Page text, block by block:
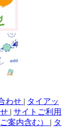
わせ | タイアッ
| サイトご利用
案内含む） | タ